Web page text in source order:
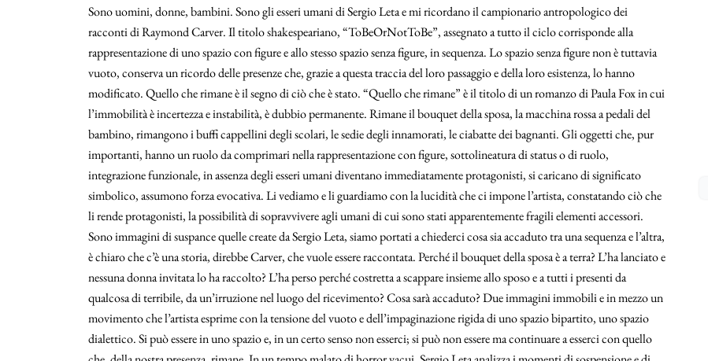
Sono uomini, donne, bambini. Sono gli esseri umani di Sergio Leta e mi ricordano il campionario antropologico dei
racconti di Raymond Carver. Il titolo shakespeariano, “ToBeOrNotToBe”, assegnato a tutto il ciclo corrisponde alla
rappresentazione di uno spazio con figure e allo stesso spazio senza figure, in sequenza. Lo spazio senza figure non è tuttavia
vuoto, conserva un ricordo delle presenze che, grazie a questa traccia del loro passaggio e della loro esistenza, lo hanno
modificato. Quello che rimane è il segno di ciò che è stato. “Quello che rimane” è il titolo di un romanzo di Paula Fox in cui
l’immobilità è incertezza e instabilità, è dubbio permanente. Rimane il bouquet della sposa, la macchina rossa a pedali del
bambino, rimangono i buffi cappellini degli scolari, le sedie degli innamorati, le ciabatte dei bagnanti. Gli oggetti che, pur
importanti, hanno un ruolo da comprimari nella rappresentazione con figure, sottolineatura di status o di ruolo,
integrazione funzionale, in assenza degli esseri umani diventano immediatamente protagonisti, si caricano di significato
simbolico, assumono forza evocativa. Li vediamo e li guardiamo con la lucidità che ci impone l’artista, constatando ciò che
li rende protagonisti, la possibilità di sopravvivere agli umani di cui sono stati apparentemente fragili elementi accessori.
Sono immagini di suspance quelle create da Sergio Leta, siamo portati a chiederci cosa sia accaduto tra una sequenza e l’altra,
è chiaro che c’è una storia, direbbe Carver, che vuole essere raccontata. Perché il bouquet della sposa è a terra? L’ha lanciato e
nessuna donna invitata lo ha raccolto? L’ha perso perché costretta a scappare insieme allo sposo e a tutti i presenti da
qualcosa di terribile, da un’irruzione nel luogo del ricevimento? Cosa sarà accaduto? Due immagini immobili e in mezzo un
movimento che l’artista esprime con la tensione del vuoto e dell’impaginazione rigida di uno spazio bipartito, uno spazio
dialettico. Si può essere in uno spazio e, in un certo senso non esserci; si può non essere ma continuare a esserci con quello